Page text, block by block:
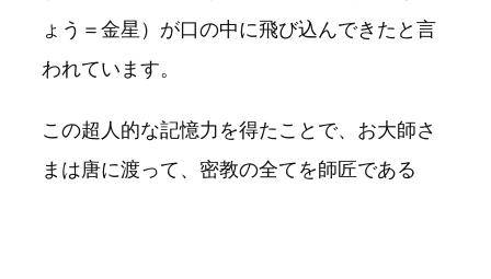
ょう＝金星）が口の中に飛び込んできたと言
われています。
この超人的な記憶力を得たことで、お大師さ
まは唐に渡って、密教の全てを師匠である